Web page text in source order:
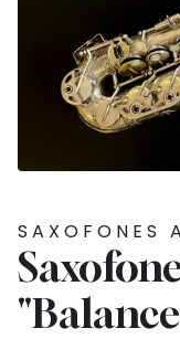
SAXOFONES